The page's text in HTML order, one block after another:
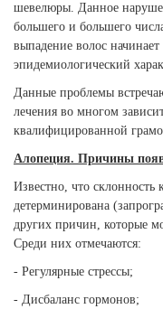
шевелюры. Данное
большего и большего
выпадение волос
эпидемиологический
Данные проблемы
лечения во многом
квалифицированной
Алопеция. Причины
Известно, что склонность
детерминирована
других причин, которые
Среди них отмечаются:
- Регулярные стрессы;
- Дисбаланс гормонов;